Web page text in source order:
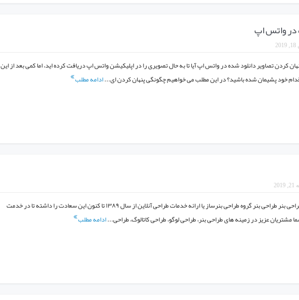
در واتس اپ
کردن تصاویر دانلود شده در واتس اپ آیا تا به حال تصویری را در اپلیکیشن واتس اپ دریافت کرده اید، اما کمی بعد از این
خود پشیمان شده باشید؟ در این مطلب می خواهیم چگونگی پنهان کردن ای...ادامه مطلب
طراحی بنر طراحی بنر گروه طراحی بنرساز یا ارائه خدمات طراحی آنلاین از سال ۱۳۸۹ تا کنون این سعادت را داشته تا در خدمت
مشتریان عزیز در زمینه های طراحی بنر، طراحی لوگو، طراحی کاتالوگ، طراحی...ادامه مطلب